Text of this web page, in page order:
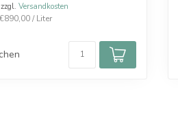
Versandkosten
/ Liter